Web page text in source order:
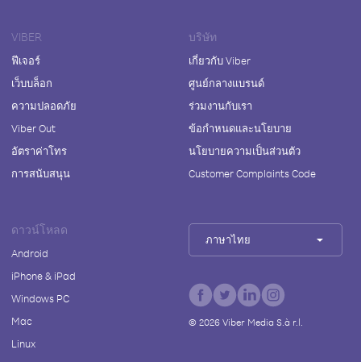
VIBER
ฟีเจอร์
เว็บบล็อก
ความปลอดภัย
Viber Out
อัตราค่าโทร
การสนับสนุน
บริษัท
เกี่ยวกับ Viber
ศูนย์กลางแบรนด์
ร่วมงานกับเรา
ข้อกำหนดและนโยบาย
นโยบายความเป็นส่วนตัว
Customer Complaints Code
ดาวน์โหลด
Android
iPhone & iPad
Windows PC
Mac
Linux
ภาษาไทย
© 2026Viber Media S.à r.l.